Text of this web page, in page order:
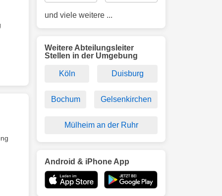
und viele weitere ...
Weitere Abteilungsleiter
Stellen in der Umgebung
Köln Duisburg
Bochum Gelsenkirchen
Mülheim an der Ruhr
Android & iPhone App